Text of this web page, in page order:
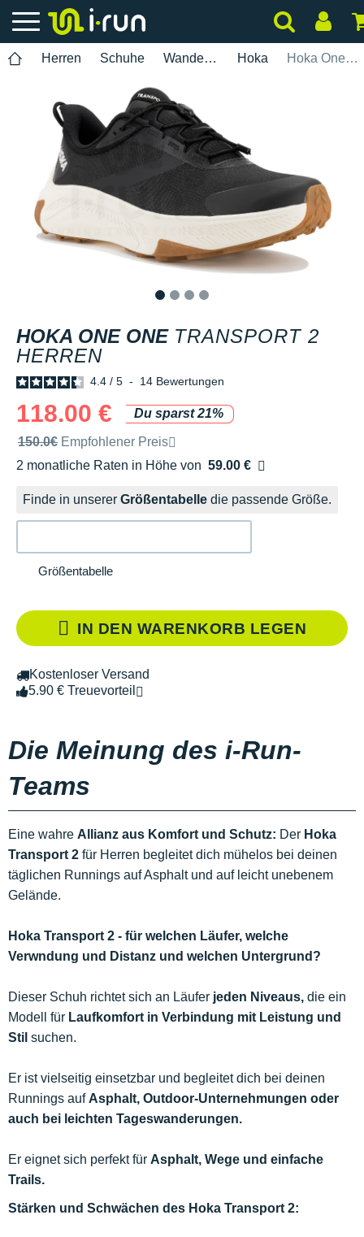
Herren Schuhe Wanderung Hoka Hoka One One Transport 2 Herren
HOKA ONE ONE TRANSPORT 2
HERREN
4.4 / 5 - 14 Bewertungen
118.00 €
Du sparst 21%
Unverbindliche Preisempfehlung der Marke
150.0€ Empfohlener Preis
2 monatliche Raten in Höhe von 59.00 €
Ohne Zusatzkosten
Finde in unserer Größentabelle die passende Größe.
Größentabelle
IN DEN WARENKORB LEGEN
Kostenloser Versand
5.90 € Treuevorteil
Die Meinung des i-Run-
Teams
Eine wahre Allianz aus Komfort und Schutz: Der Hoka
Transport 2 für Herren begleitet dich mühelos bei deinen
täglichen Runnings auf Asphalt und auf leicht unebenem
Gelände.
Hoka Transport 2 - für welchen Läufer, welche
Verwndung und Distanz und welchen Untergrund?
Dieser Schuh richtet sich an Läufer jeden Niveaus, die ein
Modell für Laufkomfort in Verbindung mit Leistung und
Stil suchen.
Er ist vielseitig einsetzbar und begleitet dich bei deinen
Runnings auf Asphalt, Outdoor-Unternehmungen oder
auch bei leichten Tageswanderungen.
Er eignet sich perfekt für Asphalt, Wege und einfache
Trails.
Stärken und Schwächen des Hoka Transport 2: